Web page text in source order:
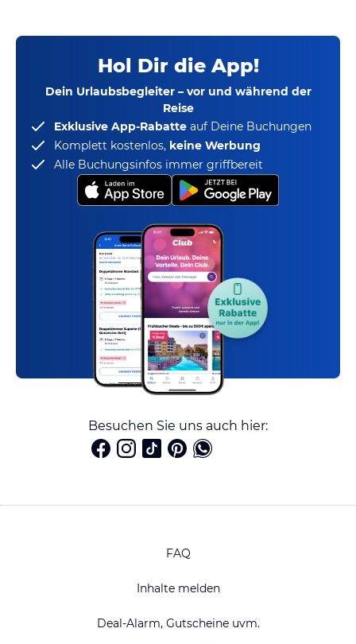
Hol Dir die App!
Dein Urlaubsbegleiter – vor und während der
Reise
Exklusive App-Rabatte auf Deine Buchungen
Komplett kostenlos, keine Werbung
Alle Buchungsinfos immer griffbereit
Besuchen Sie uns auch hier:
FAQ
Inhalte melden
Deal-Alarm, Gutscheine uvm.